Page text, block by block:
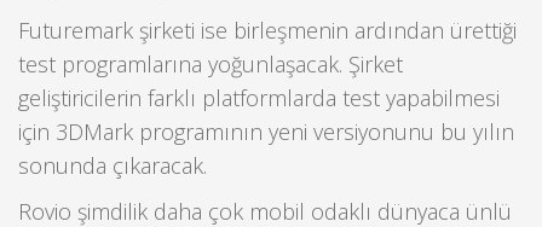
Futuremark şirketi ise birleşmenin ardından ürettiği
test programlarına yoğunlaşacak. Şirket
geliştiricilerin farklı platformlarda test yapabilmesi
için 3DMark programının yeni versiyonunu bu yılın
sonunda çıkaracak.
Rovio şimdilik daha çok mobil odaklı dünyaca ünlü